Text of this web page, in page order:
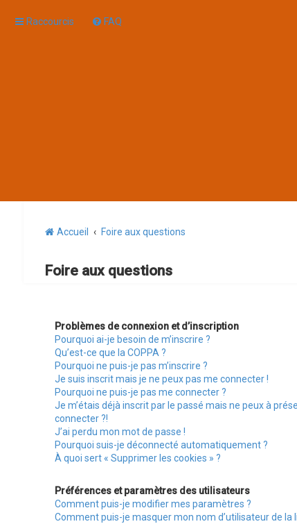
Raccourcis FAQ
Accueil Foire aux questions
Foire aux questions
Problèmes de connexion et d’inscription
Pourquoi ai-je besoin de m’inscrire ?
Qu’est-ce que la COPPA ?
Pourquoi ne puis-je pas m’inscrire ?
Je suis inscrit mais je ne peux pas me connecter !
Pourquoi ne puis-je pas me connecter ?
Je m’étais déjà inscrit par le passé mais ne peux à
connecter ?!
J’ai perdu mon mot de passe !
Pourquoi suis-je déconnecté automatiquement ?
À quoi sert « Supprimer les cookies » ?
Préférences et paramètres des utilisateurs
Comment puis-je modifier mes paramètres ?
Comment puis-je masquer mon nom d’utilisateur de la